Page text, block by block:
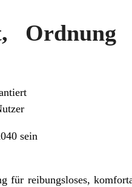
Ordnung
sein
für reibungsloses,